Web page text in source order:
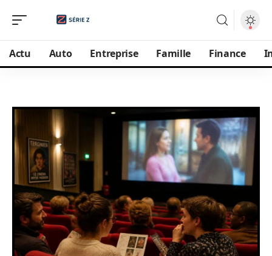
Actu Auto Entreprise Famille Finance